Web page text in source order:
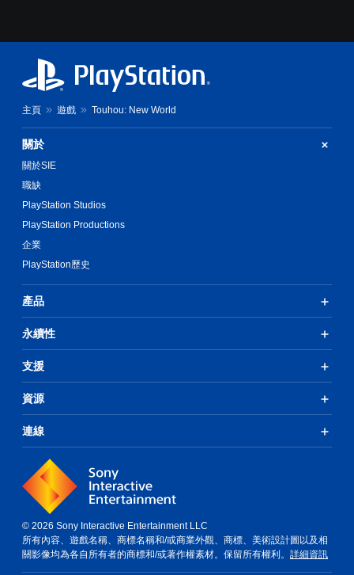
主頁 遊戲 Touhou: New World
關於
關於SIE
職缺
PlayStation Studios
PlayStation Productions
企業
PlayStation歷史
產品
永續性
支援
資源
連線
© 2026 Sony Interactive Entertainment LLC
所有內容、遊戲名稱、商標名稱和/或商業外觀、商標、美術設計圖以及相
關影像均為各自所有者的商標和/或著作權素材。保留所有權利。 詳細資訊